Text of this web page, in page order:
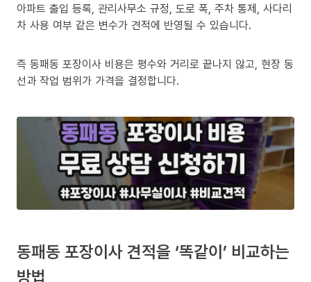
아파트 출입 등록, 관리사무소 규정, 도로 폭, 주차 통제, 사다리
차 사용 여부 같은 변수가 견적에 반영될 수 있습니다.
즉 동패동 포장이사 비용은 평수와 거리로 끝나지 않고, 현장 동
선과 작업 범위가 가격을 결정합니다.
동패동 포장이사 견적을 ‘똑같이’ 비교하는
방법